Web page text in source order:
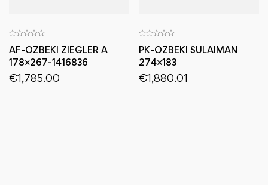
AF-OZBEKI ZIEGLER A
178×267-1416836
€1,785.00
PK-OZBEKI SULAIMAN
274×183
€1,880.01